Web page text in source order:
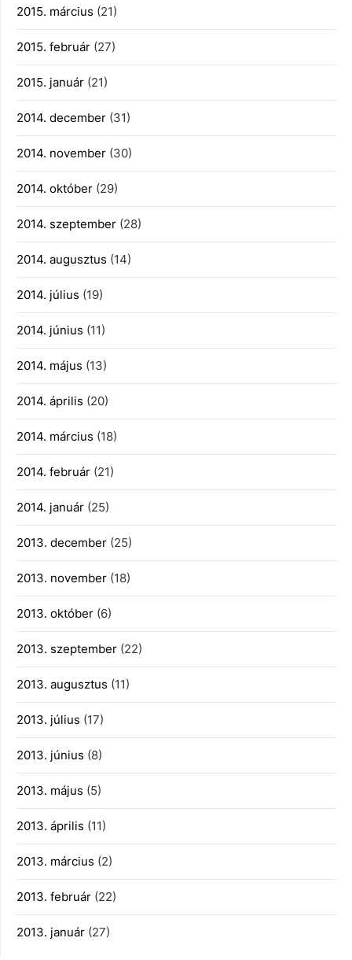
2015. március (21)
2015. február (27)
2015. január (21)
2014. december (31)
2014. november (30)
2014. október (29)
2014. szeptember (28)
2014. augusztus (14)
2014. július (19)
2014. június (11)
2014. május (13)
2014. április (20)
2014. március (18)
2014. február (21)
2014. január (25)
2013. december (25)
2013. november (18)
2013. október (6)
2013. szeptember (22)
2013. augusztus (11)
2013. július (17)
2013. június (8)
2013. május (5)
2013. április (11)
2013. március (2)
2013. február (22)
2013. január (27)